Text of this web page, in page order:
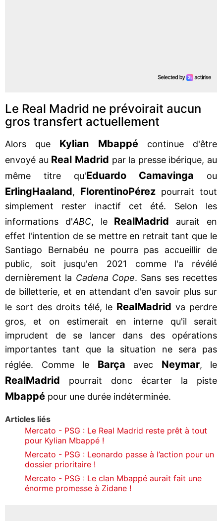
Le Real Madrid ne prévoirait aucun
gros transfert actuellement
Alors que Kylian Mbappécontinue d'être
envoyé au Real Madrid par la presse ibérique, au
même titre qu'Eduardo Camavinga ou
ErlingHaaland, FlorentinoPérez pourrait tout
simplement rester inactif cet été. Selon les
informations d'ABC, le RealMadrid aurait en
effet l'intention de se mettre en retrait tant que le
Santiago Bernabéu ne pourra pas accueillir de
public, soit jusqu'en 2021 comme l'a révélé
dernièrement la Cadena Cope. Sans ses recettes
de billetterie, et en attendant d'en savoir plus sur
le sort des droits télé, le RealMadrid va perdre
gros, et on estimerait en interne qu'il serait
imprudent de se lancer dans des opérations
importantes tant que la situation ne sera pas
réglée. Comme le Barça avec Neymar, le
RealMadrid pourrait donc écarter la piste
Mbappé pour une durée indéterminée.
Articles liés
Mercato - PSG : Le Real Madrid reste prêt à tout
pour Kylian Mbappé !
Mercato - PSG : Leonardo passe à l’action pour un
dossier prioritaire !
Mercato - PSG : Le clan Mbappé aurait fait une
énorme promesse à Zidane !